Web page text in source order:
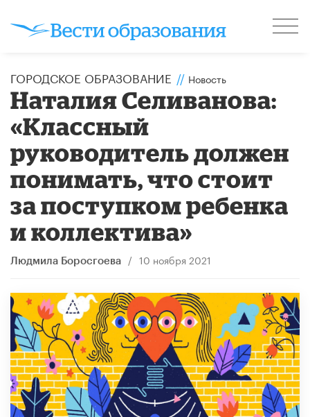
ГОРОДСКОЕ ОБРАЗОВАНИЕ // Новость
Наталия Селиванова:
«Классный
руководитель должен
понимать, что стоит
за поступком ребенка
и коллектива»
Людмила Боросгоева / 10 ноября 2021